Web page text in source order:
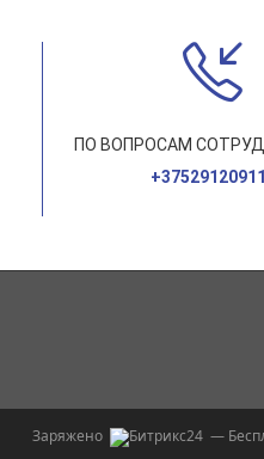
ПО ВОПРОСАМ
Заряжено —